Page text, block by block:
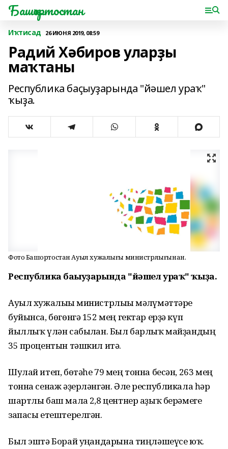
Башҡортостан
Иҡтисад 26 ИЮНЯ 2019, 08:59
Радий Хәбиров уларҙы
маҡтаны
Республика баҫыуҙарында "йәшел ураҡ"
ҡыҙа.
Фото Башҡортостан Ауыл хужалығы министрлығынан.
Республика баҫыуҙарында "йәшел ураҡ" ҡыҙа.
Ауыл хужалығы министрлығы мәғлүмәттәре
буйынса, бөгөнгә 152 мең гектар ерҙә күп
йыллыҡ үлән сабылған. Был барлыҡ майҙандың
35 процентын тәшкил итә.
Шулай итеп, бөтәһе 79 мең тонна бесән, 263 мең
тонна сенаж әҙерләнгән. Әле республикала һәр
шартлы баш малға 2,8 центнер аҙыҡ берәмеге
запасы етештерелгән.
Был эштә Борай уңғандарына тиңләшеүсе юҡ.